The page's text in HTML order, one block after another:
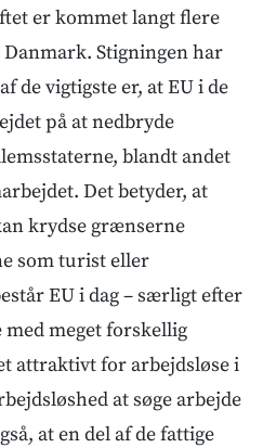
er kommet langt flere
Stigningen har
de vigtigste er, at EU i de
på at nedbryde
blandt andet
Det betyder, at
krydse grænserne
som turist eller
EU i dag – særligt efter
med meget forskellig
attraktivt for arbejdsløse i
at søge arbejde
at en del af de fattige